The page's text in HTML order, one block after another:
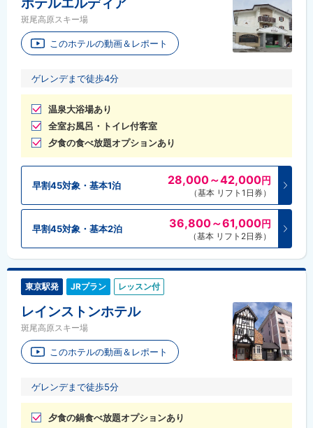
斑尾高原スキー場
このホテルの動画＆レポート
ゲレンデまで徒歩4分
温泉大浴場あり
全室お風呂・トイレ付客室
夕食の食べ放題オプションあり
早割45対象・基本1泊 28,000～42,000円
（基本 リフト1日券）
早割45対象・基本2泊 36,800～61,000円
（基本 リフト2日券）
東京駅発 JRプラン レッスン付
レインストンホテル
斑尾高原スキー場
このホテルの動画＆レポート
ゲレンデまで徒歩5分
夕食の鍋食べ放題オプションあり